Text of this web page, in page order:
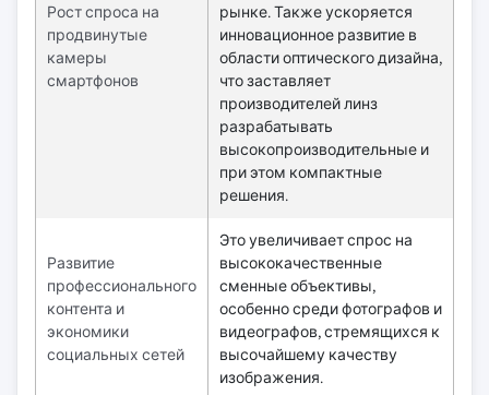
Рост спроса на
продвинутые
камеры
смартфонов
рынке. Также ускоряется
инновационное развитие в
области оптического дизайна,
что заставляет
производителей линз
разрабатывать
высокопроизводительные и
при этом компактные
решения.
Развитие
профессионального
контента и
экономики
социальных сетей
Это увеличивает спрос на
высококачественные
сменные объективы,
особенно среди фотографов и
видеографов, стремящихся к
высочайшему качеству
изображения.